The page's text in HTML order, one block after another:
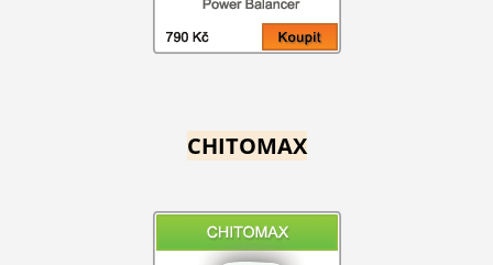
CHITOMAX